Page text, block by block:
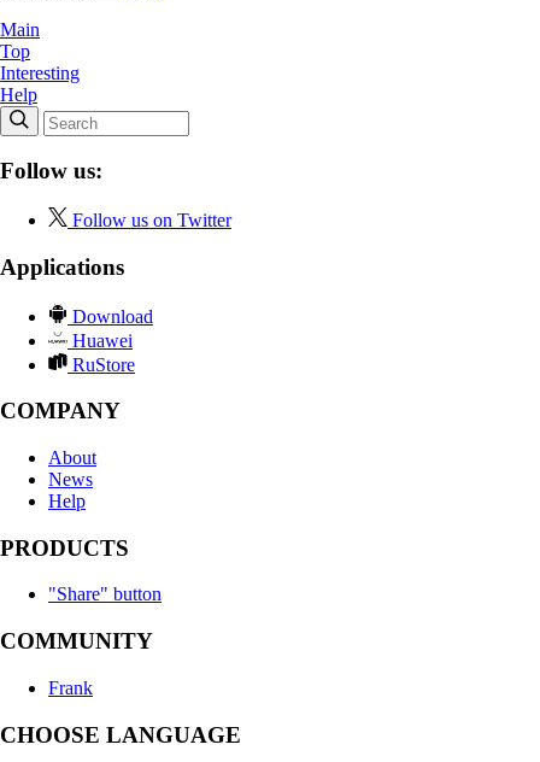
Main
Top
Interesting
Help
Follow us:
Follow us on Twitter
Applications
Download
Huawei
RuStore
COMPANY
About
News
Help
PRODUCTS
"Share" button
COMMUNITY
Frank
CHOOSE LANGUAGE